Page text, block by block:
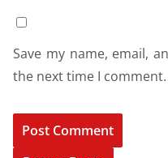
Save my name, email,
the next time I comment.